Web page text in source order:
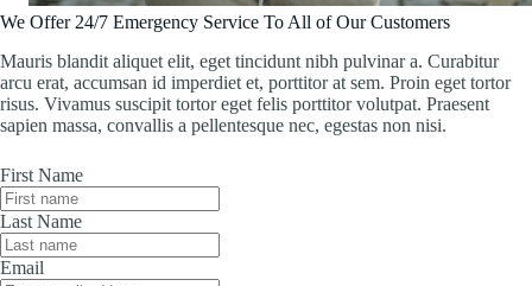
We Offer 24/7 Emergency Service To All of Our Customers
Mauris blandit aliquet elit, eget tincidunt nibh pulvinar a. Curabitur
arcu erat, accumsan id imperdiet et, porttitor at sem. Proin eget tortor
risus. Vivamus suscipit tortor eget felis porttitor volutpat. Praesent
sapien massa, convallis a pellentesque nec, egestas non nisi.
First Name
Last Name
Email